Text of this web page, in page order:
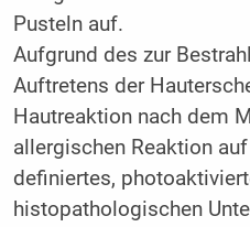
Pusteln auf.
Aufgrund des zur
Auftretens der
Hautreaktion nach dem
allergischen Reaktion
definiertes,
histopathologischen